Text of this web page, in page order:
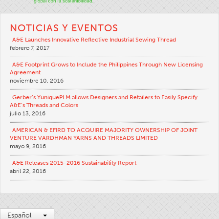
Boletines Técnicos
Apparel
General
Productos Textiles Para Aplicaciones Técnicas
Bordado
Otros
Tablas De Conversión
Noticias
Contacto
Sucursales En El Mundo
Contáctenos
NOTICIAS Y EVENTOS
A&E Launches Innovative Reflective Industrial Sewing Thread
febrero 7, 2017
A&E Footprint Grows to Include the Philippines Through New Licensing
Agreement
noviembre 10, 2016
Gerber’s YuniquePLM allows Designers and Retailers to Easily Specify
A&E’s Threads and Colors
julio 13, 2016
AMERICAN & EFIRD TO ACQUIRE MAJORITY OWNERSHIP OF JOINT
VENTURE VARDHMAN YARNS AND THREADS LIMITED
mayo 9, 2016
A&E Releases 2015-2016 Sustainability Report
abril 22, 2016
Español